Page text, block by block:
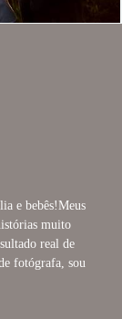
e bebês!Meus
muito
real de
fotógrafa, sou